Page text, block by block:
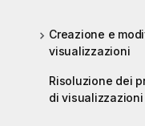
Creazione e
visualizzazioni
Risoluzione dei
di visualizzazioni